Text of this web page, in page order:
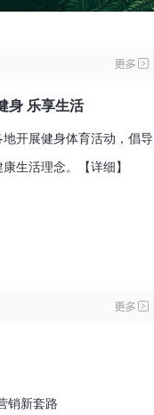
身 乐享生活
地开展健身体育活动，倡导
生活理念。 【详细】
销新套路